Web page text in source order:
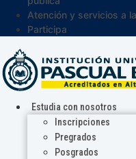
Atención y servicios a
Participa
Estudia con nosotros
Inscripciones
Pregrados
Posgrados